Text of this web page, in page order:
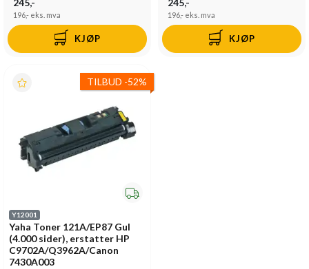
245,-
196,- eks. mva
KJØP
245,-
196,- eks. mva
KJØP
TILBUD -52%
Y12001
Yaha Toner 121A/EP87 Gul
(4.000 sider), erstatter HP
C9702A/Q3962A/Canon
7430A003